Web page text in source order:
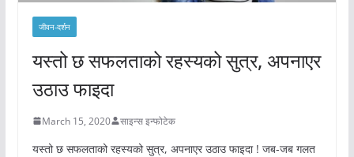
जीवन-दर्शन
यस्तो छ सफलताको रहस्यको सुत्र, अपनाएर
उठाउ फाइदा
March 15, 2020 साइन्स इन्फोटेक
यस्तो छ सफलताको रहस्यको सुत्र, अपनाएर उठाउ फाइदा ! जब-जब गलत